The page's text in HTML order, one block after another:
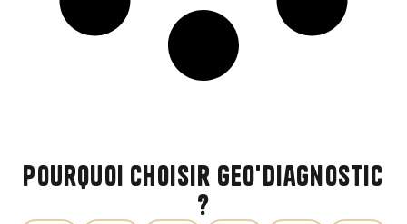
pourquoi choisir geo'diagnostic
?